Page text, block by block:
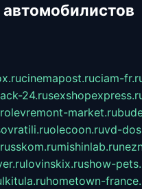
cinemapost.ruciam-
24.ru
market.ru
olecoon.ruvd-
mishinlab.ru
lovinskix.rushow-
hometown-